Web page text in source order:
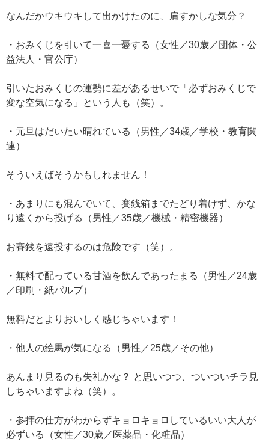
なんだかウキウキして出かけたのに、肩すかしな気分？
・おみくじを引いて一喜一憂する（女性／30歳／団体・公
益法人・官公庁）
引いたおみくじの運勢に差があるせいで「必ずおみくじで
変な空気になる」という人も（笑）。
・元旦はだいたい晴れている（男性／34歳／学校・教育関
連）
そういえばそうかもしれません！
・あまりにも混んでいて、賽銭箱までたどり着けず、かな
り遠くから投げる（男性／35歳／機械・精密機器）
お賽銭を遠投するのは危険です（笑）。
・無料で配っている甘酒を飲んであったまる（男性／24歳
／印刷・紙パルプ）
無料だとよりおいしく感じちゃいます！
・他人の絵馬が気になる（男性／25歳／その他）
あんまり見るのも失礼かな？ と思いつつ、ついついチラ見
しちゃいますよね（笑）。
・参拝の仕方がわからずキョロキョロしているいい大人が
必ずいる（女性／30歳／医薬品・化粧品）